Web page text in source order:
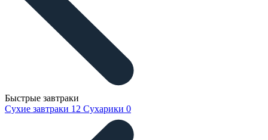
Быстрые завтраки
Сухие завтраки 12 Сухарики 0